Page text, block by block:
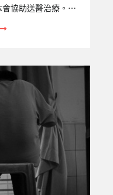
協助送醫治療。歷
終於穩定了。出院
意志，每天努力長
。一、專案關注的
女性外籍移工（產
在台工作期間，她
到遣返而逃跑，成
、也通常不會選擇
…